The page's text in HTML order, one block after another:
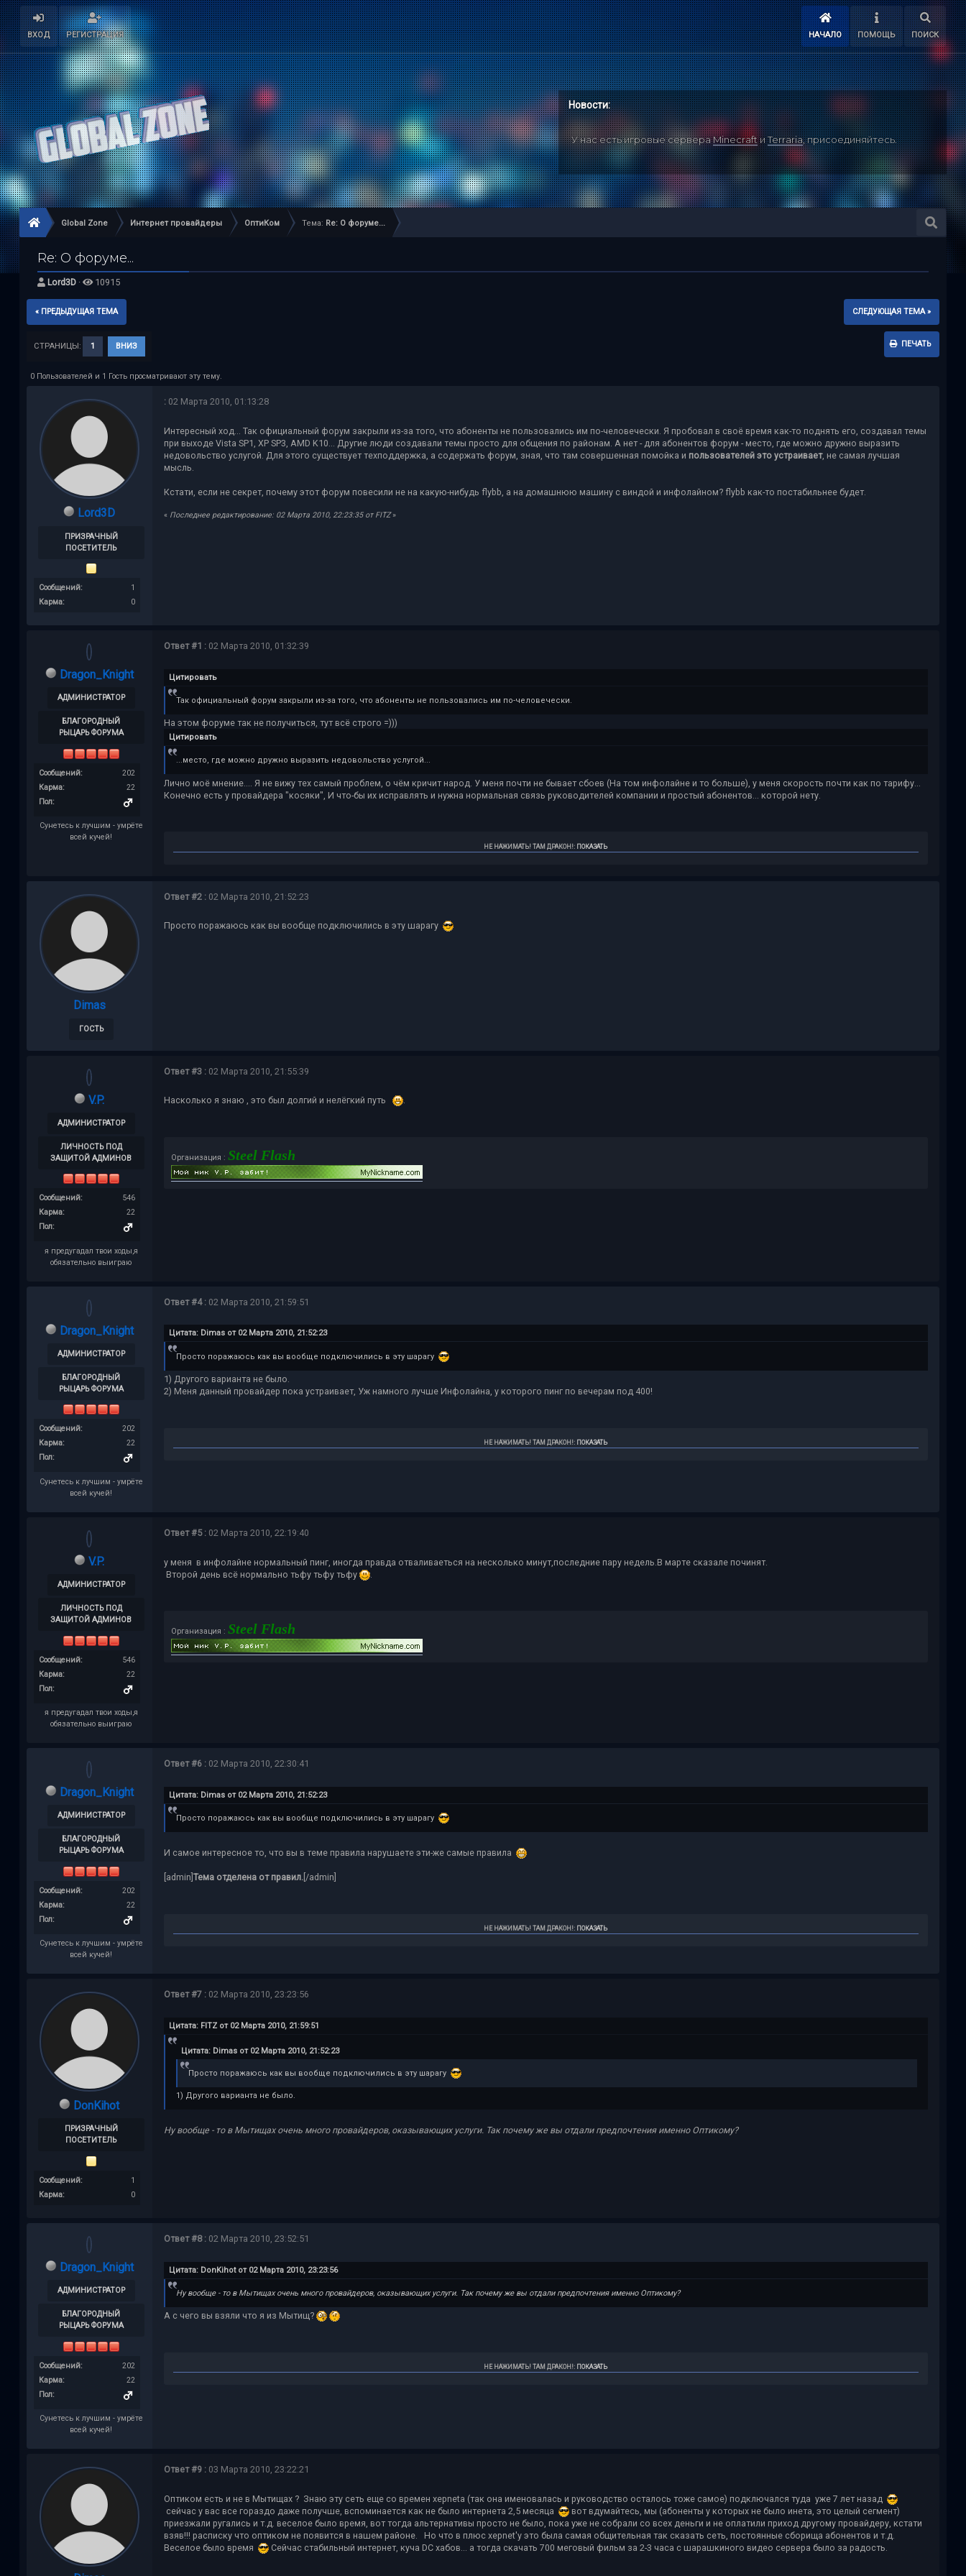
ВХОД РЕГИСТРАЦИЯ НАЧАЛО ПОМОЩЬ ПОИСК
Новости:
У нас есть игровые сервераMinecraftиTerraria, присоединяйтесь.
Global Zone Интернет провайдеры ОптиКом Тема: Re: О форуме...
Re: О форуме...
Lord3D· 10915
« ПРЕДЫДУЩАЯ ТЕМА СЛЕДУЮЩАЯ ТЕМА »
ПЕЧАТЬ
СТРАНИЦЫ: 1 ВНИЗ
0 Пользователей и 1 Гость просматривают эту тему.
Lord3D
ПРИЗРАЧНЫЙ
ПОСЕТИТЕЛЬ
Сообщений:
1
Карма:
0
:02 Марта 2010, 01:13:28
Интересный ход... Так официальный форум закрыли из-за того, что абоненты не пользовались им по-человечески. Я пробовал в своё время как-то поднять его, создавал темы
при выходе Vista SP1, XP SP3, AMD K10... Другие люди создавали темы просто для общения по районам. А нет - для абонентов форум - место, где можно дружно выразить
недовольство услугой. Для этого существует техподдержка, а содержать форум, зная, что там совершенная помойка и пользователей это устраивает, не самая лучшая
мысль.
Кстати, если не секрет, почему этот форум повесили не на какую-нибудь flybb, а на домашнюю машину с виндой и инфолайном? flybb как-то постабильнее будет.
« Последнее редактирование: 02 Марта 2010, 22:23:35 от FITZ»
Dragon_Knight
АДМИНИСТРАТОР
БЛАГОРОДНЫЙ
РЫЦАРЬ ФОРУМА
Сообщений:
202
Карма:
22
Пол:
Сунетесь к лучшим - умрёте
всей кучей!
Ответ #1 :02 Марта 2010, 01:32:39
Цитировать
Так официальный форум закрыли из-за того, что абоненты не пользовались им по-человечески.
На этом форуме так не получиться, тут всё строго =)))
Цитировать
...место, где можно дружно выразить недовольство услугой...
Лично моё мнение.... Я не вижу тех самый проблем, о чём кричит народ. У меня почти не бывает сбоев (На том инфолайне и то больше), у меня скорость почти как по тарифу...
Конечно есть у провайдера "косяки", И что-бы их исправлять и нужна нормальная связь руководителей компании и простый абонентов... которой нету.
НЕ НАЖИМАТЬ! ТАМ ДРАКОН!: ПОКАЗАТЬ
Dimas
ГОСТЬ
Ответ #2 :02 Марта 2010, 21:52:23
Просто поражаюсь как вы вообще подключились в эту шарагу
V.P.
АДМИНИСТРАТОР
ЛИЧНОСТЬ ПОД
ЗАЩИТОЙ АДМИНОВ
Сообщений:
546
Карма:
22
Пол:
я предугадал твои ходы,я
обязательно выиграю
Ответ #3 :02 Марта 2010, 21:55:39
Насколько я знаю , это был долгий и нелёгкий путь .
Организация : Steel Flash
Dragon_Knight
АДМИНИСТРАТОР
БЛАГОРОДНЫЙ
РЫЦАРЬ ФОРУМА
Сообщений:
202
Карма:
22
Пол:
Сунетесь к лучшим - умрёте
всей кучей!
Ответ #4 :02 Марта 2010, 21:59:51
Цитата: Dimas от 02 Марта 2010, 21:52:23
Просто поражаюсь как вы вообще подключились в эту шарагу
1) Другого варианта не было.
2) Меня данный провайдер пока устраивает, Уж намного лучше Инфолайна, у которого пинг по вечерам под 400!
НЕ НАЖИМАТЬ! ТАМ ДРАКОН!: ПОКАЗАТЬ
V.P.
АДМИНИСТРАТОР
ЛИЧНОСТЬ ПОД
ЗАЩИТОЙ АДМИНОВ
Сообщений:
546
Карма:
22
Пол:
я предугадал твои ходы,я
обязательно выиграю
Ответ #5 :02 Марта 2010, 22:19:40
у меня в инфолайне нормальный пинг, иногда правда отваливаеться на несколько минут,последние пару недель.В марте сказале починят.
Второй день всё нормально тьфу тьфу тьфу
.
Организация : Steel Flash
Dragon_Knight
АДМИНИСТРАТОР
БЛАГОРОДНЫЙ
РЫЦАРЬ ФОРУМА
Сообщений:
202
Карма:
22
Пол:
Сунетесь к лучшим - умрёте
всей кучей!
Ответ #6 :02 Марта 2010, 22:30:41
Цитата: Dimas от 02 Марта 2010, 21:52:23
Просто поражаюсь как вы вообще подключились в эту шарагу
И самое интересное то, что вы в теме правила нарушаете эти-же самые правила
[admin] Тема отделена от правил.[/admin]
НЕ НАЖИМАТЬ! ТАМ ДРАКОН!: ПОКАЗАТЬ
DonKihot
ПРИЗРАЧНЫЙ
ПОСЕТИТЕЛЬ
Сообщений:
1
Карма:
0
Ответ #7 :02 Марта 2010, 23:23:56
Цитата: FITZ от 02 Марта 2010, 21:59:51
Цитата: Dimas от 02 Марта 2010, 21:52:23
Просто поражаюсь как вы вообще подключились в эту шарагу
1) Другого варианта не было.
Ну вообще - то в Мытищах очень много провайдеров, оказывающих услуги. Так почему же вы отдали предпочтения именно Оптикому?
Dragon_Knight
АДМИНИСТРАТОР
БЛАГОРОДНЫЙ
РЫЦАРЬ ФОРУМА
Сообщений:
202
Карма:
22
Пол:
Сунетесь к лучшим - умрёте
всей кучей!
Ответ #8 :02 Марта 2010, 23:52:51
Цитата: DonKihot от 02 Марта 2010, 23:23:56
Ну вообще - то в Мытищах очень много провайдеров, оказывающих услуги. Так почему же вы отдали предпочтения именно Оптикому?
А с чего вы взяли что я из Мытищ?
НЕ НАЖИМАТЬ! ТАМ ДРАКОН!: ПОКАЗАТЬ
Ответ #9 :03 Марта 2010, 23:22:21
Оптиком есть и не в Мытищах ? Знаю эту сеть еще со времен xepneta (так она именовалась и руководство осталось тоже самое) подключался туда уже 7 лет назад
сейчас у вас все гораздо даже получше, вспоминается как не было интернета 2,5 месяца
вот вдумайтесь, мы (абоненты у которых не было инета, это целый сегмент)
приезжали ругались и т.д. веселое было время, вот тогда альтернативы просто не было, пока уже не собрали со всех деньги и не оплатили приход другому провайдеру, кстати
взяв!!! расписку что оптиком не появится в нашем районе. Но что в плюс xepnet'y это была самая общительная так сказать сеть, постоянные сборища абонентов и т.д.
Веселое было время
Сейчас стабильный интернет, куча DC хабов... а тогда скачать 700 меговый фильм за 2-3 часа с шарашкиного видео сервера было за радость.